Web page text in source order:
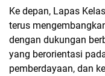
Ke depan, Lapas
terus
dengan dukungan
yang berorientasi
pemberdayaan, dan